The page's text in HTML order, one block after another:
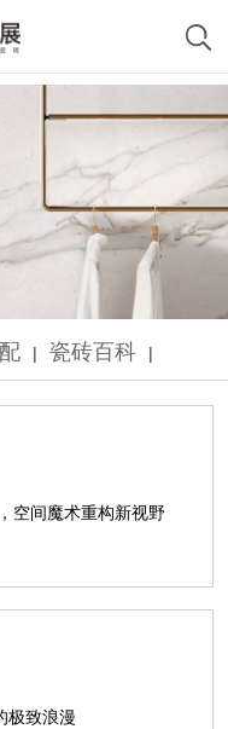
| 瓷砖百科 |
空间魔术重构新视野
极致浪漫